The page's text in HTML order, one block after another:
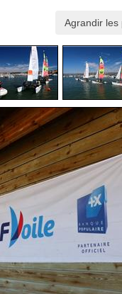
Agrandir les